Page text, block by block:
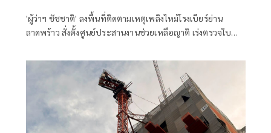
'ผู้ว่าฯ ชัชชาติ' ลงพื้นที่ติดตามเหตุเพลิงไหม้โรงเบียร์ย่าน
ลาดพร้าว สั่งตั้งศูนย์ประสานงานช่วยเหลือญาติ เร่งตรวจใบ